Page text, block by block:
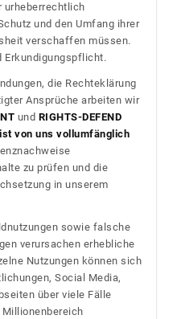
urheberrechtlich
und den Umfang ihrer
verschaffen müssen.
Erkundigungspflicht.
die Rechteklärung
Ansprüche arbeiten wir
und RIGHTS-DEFEND
ist von uns vollumfänglich
zu prüfen und die
in unserem
sowie falsche
verursachen erhebliche
Nutzungen können sich
Social Media,
über viele Fälle
Millionenbereich